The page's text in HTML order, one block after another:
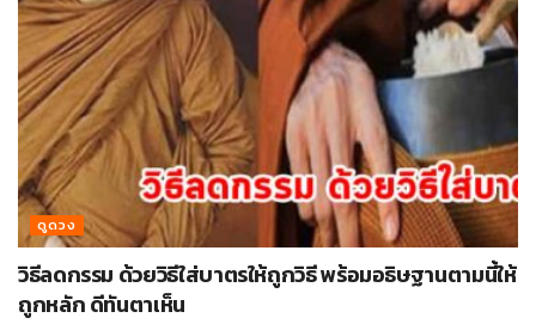
ดูดวง
วิธีลดกรรม ด้วยวิธีใส่บาตรให้ถูกวิธี พร้อมอธิษฐานตามนี้ให้
ถูกหลัก ดีทันตาเห็น